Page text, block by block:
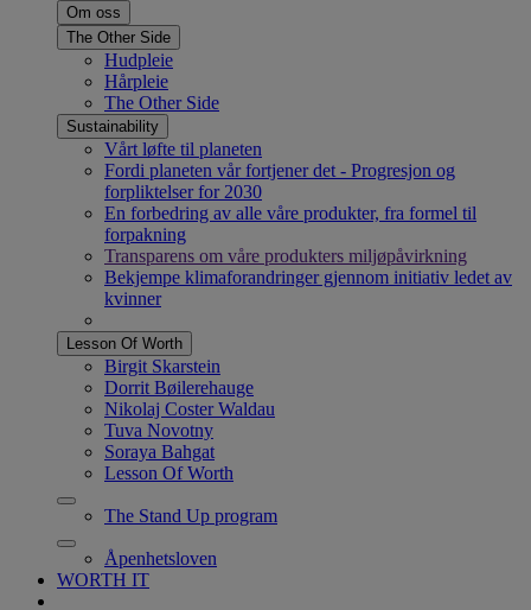
Om oss
The Other Side
Hudpleie
Hårpleie
The Other Side
Sustainability
Vårt løfte til planeten
Fordi planeten vår fortjener det - Progresjon og
forpliktelser for 2030
En forbedring av alle våre produkter, fra formel til
forpakning
Transparens om våre produkters miljøpåvirkning
Bekjempe klimaforandringer gjennom initiativ ledet av
kvinner
Lesson Of Worth
Birgit Skarstein
Dorrit Bøilerehauge
Nikolaj Coster Waldau
Tuva Novotny
Soraya Bahgat
Lesson Of Worth
The Stand Up program
Åpenhetsloven
WORTH IT